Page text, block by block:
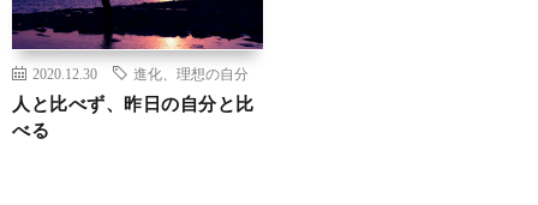
2020.12.30 進化、理想の自分
人と比べず、昨日の自分と比
べる